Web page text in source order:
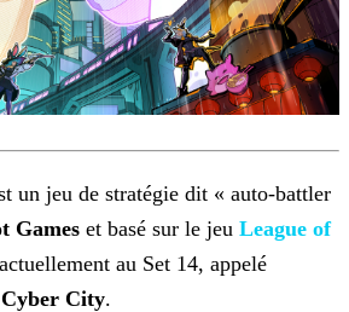
un jeu de stratégie dit « auto-battler
Games et basé sur le jeu League of
au Set 14, appelé
Cyber City.